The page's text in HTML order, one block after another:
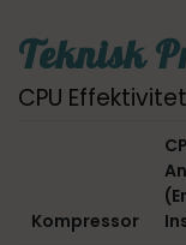
Teknisk
CPU
Kompressor